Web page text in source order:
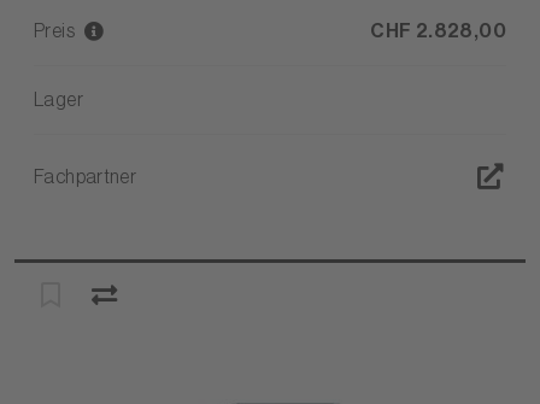
Preis CHF 2.828,00
Lager
Fachpartner